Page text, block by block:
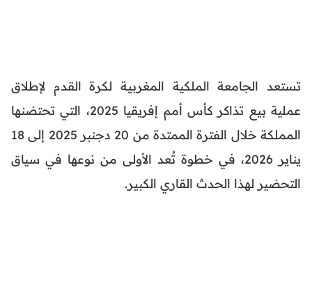
تستعد الجامعة الملكية المغربية لكرة القدم لإطلاق
عملية بيع تذاكر كأس أمم إفريقيا 2025، التي تحتضنها
المملكة خلال الفترة الممتدة من 20 دجنبر 2025 إلى 18
يناير 2026، في خطوة تُعد الأولى من نوعها في سياق
التحضير لهذا الحدث القاري الكبير.